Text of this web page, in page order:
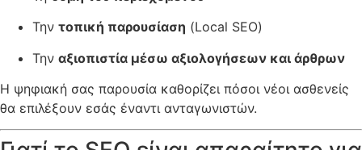
Την τοπική παρουσίαση (Local SEO)
Την αξιοπιστία μέσω αξιολογήσεων και άρθρων
Η ψηφιακή σας παρουσία καθορίζει πόσοι νέοι ασθενείς
θα επιλέξουν εσάς έναντι ανταγωνιστών.